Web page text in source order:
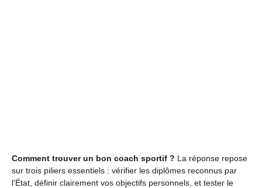
Comment trouver un bon coach sportif ? La réponse repose
sur trois piliers essentiels : vérifier les diplômes reconnus par
l’État, définir clairement vos objectifs personnels, et tester le